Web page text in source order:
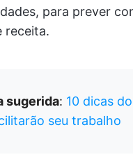
para prever
receita.
sugerida: 10 dicas
seu trabalho